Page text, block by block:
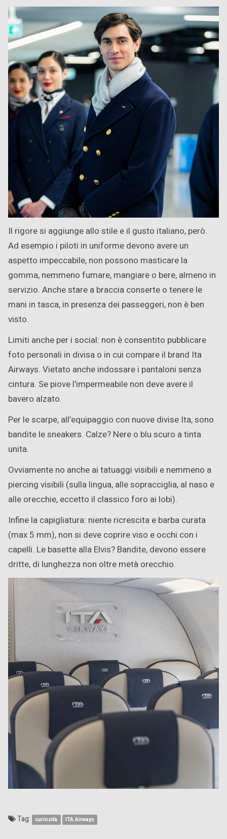
Il rigore si aggiunge allo stile e il gusto italiano, però.
Ad esempio i piloti in uniforme devono avere un
aspetto impeccabile, non possono masticare la
gomma, nemmeno fumare, mangiare o bere, almeno in
servizio. Anche stare a braccia conserte o tenere le
mani in tasca, in presenza dei passeggeri, non è ben
visto.
Limiti anche per i social: non è consentito pubblicare
foto personali in divisa o in cui compare il brand Ita
Airways. Vietato anche indossare i pantaloni senza
cintura. Se piove l’impermeabile non deve avere il
bavero alzato.
Per le scarpe, all’equipaggio con nuove divise Ita, sono
bandite le sneakers. Calze? Nere o blu scuro a tinta
unita.
Ovviamente no anche ai tatuaggi visibili e nemmeno a
piercing visibili (sulla lingua, alle sopracciglia, al naso e
alle orecchie, eccetto il classico foro ai lobi).
Infine la capigliatura: niente ricrescita e barba curata
(max 5 mm), non si deve coprire viso e occhi con i
capelli. Le basette alla Elvis? Bandite, devono essere
dritte, di lunghezza non oltre metà orecchio.
Tag: curiosità ITA Airways